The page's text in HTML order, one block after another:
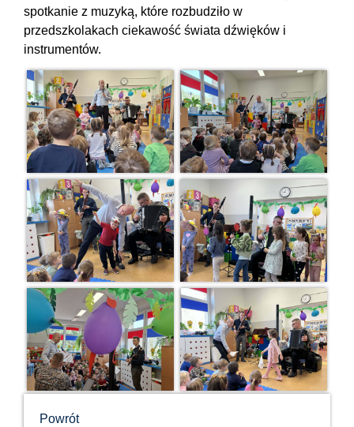
spotkanie z muzyką, które rozbudziło w
przedszkolakach ciekawość świata dźwięków i
instrumentów.
Powrót